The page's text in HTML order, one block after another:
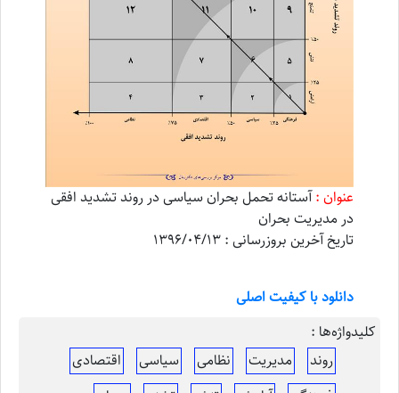
عنوان :آستانه تحمل بحران سیاسی در روند تشدید افقی
در مدیریت بحران
تاریخ آخرین بروزرسانی : 1396/04/13
دانلود با کیفیت اصلی
کلیدواژه‌ها :
روند
مدیریت نظامی سیاسی
اقتصادی